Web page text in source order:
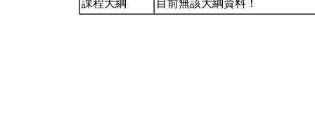
課程大綱
目前無該大綱資料！